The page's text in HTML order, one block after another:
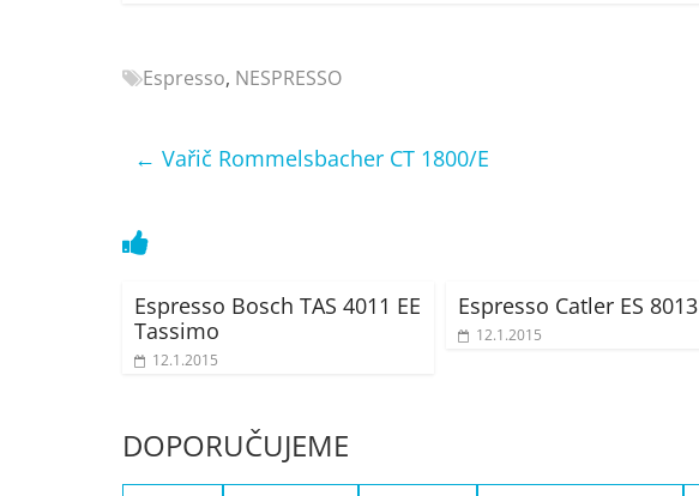
Nejlepší
Elektro
pračky,
notebooky,
mobilní
telefony,
Espresso, NESPRESSO
← Vařič Rommelsbacher CT 1800/E
Espresso Bosch TAS 4011 EE
Tassimo
12.1.2015
Espresso Catler ES 8013
12.1.2015
DOPORUČUJEME